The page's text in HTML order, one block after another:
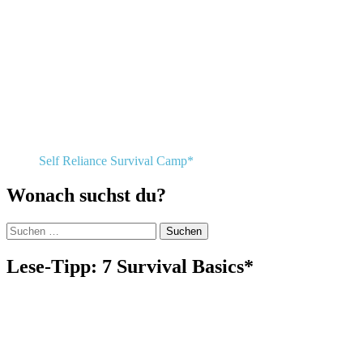
Self Reliance Survival Camp*
Wonach suchst du?
Suchen
nach:
Lese-Tipp: 7 Survival Basics*